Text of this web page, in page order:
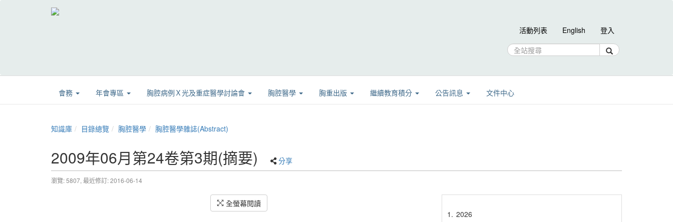
活動列表 English 登入
會務 年會專區 胸腔病例Ｘ光及重症醫學討論會 胸腔醫學 胸重出版 繼續教育積分 公告訊息 文件中心
知識庫 目錄總覽 胸腔醫學 胸腔醫學雜誌(Abstract)
2009年06月第24卷第3期(摘要) 分享
瀏覽: 5807, 最近修訂: 2016-06-14
全螢幕閱讀
1. 2026